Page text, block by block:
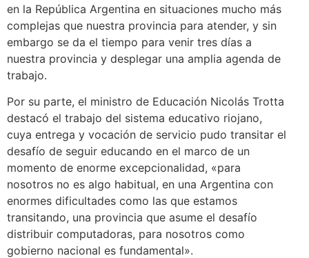
en la República Argentina en situaciones mucho más
complejas que nuestra provincia para atender, y sin
embargo se da el tiempo para venir tres días a
nuestra provincia y desplegar una amplia agenda de
trabajo.
Por su parte, el ministro de Educación Nicolás Trotta
destacó el trabajo del sistema educativo riojano,
cuya entrega y vocación de servicio pudo transitar el
desafío de seguir educando en el marco de un
momento de enorme excepcionalidad, «para
nosotros no es algo habitual, en una Argentina con
enormes dificultades como las que estamos
transitando, una provincia que asume el desafío
distribuir computadoras, para nosotros como
gobierno nacional es fundamental».